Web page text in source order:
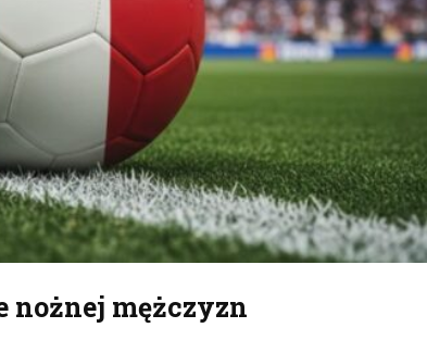
nożnej mężczyzn